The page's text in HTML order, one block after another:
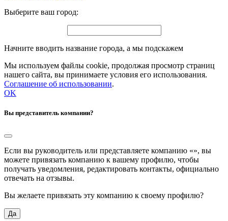
Выберите ваш город:
Начните вводить название города, а мы подскажем
Мы используем файлы cookie, продолжая просмотр страниц
нашего сайта, вы принимаете условия его использования.
Соглашение об использовании.
OK
Вы представитель компании?
Если вы руководитель или представляете компанию «», вы
можете привязать компанию к вашему профилю, чтобы
получать уведомления, редактировать контакты, официально
отвечать на отзывы.
Вы желаете привязать эту компанию к своему профилю?
Да